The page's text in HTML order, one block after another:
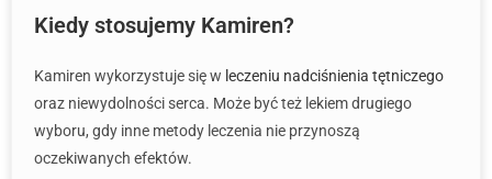
Kiedy stosujemy Kamiren?
Kamiren wykorzystuje się w leczeniu nadciśnienia tętniczego
oraz niewydolności serca. Może być też lekiem drugiego
wyboru, gdy inne metody leczenia nie przynoszą
oczekiwanych efektów.